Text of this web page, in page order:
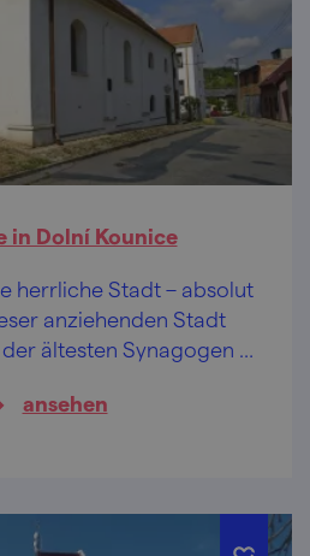
in Dolní Kounice
herrliche Stadt – absolut
anziehenden Stadt
ältesten Synagogen in
ansehen